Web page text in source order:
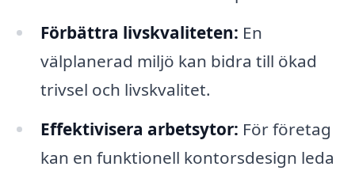
Förbättra livskvaliteten: En
välplanerad miljö kan bidra till ökad
trivsel och livskvalitet.
Effektivisera arbetsytor: För företag
kan en funktionell kontorsdesign leda